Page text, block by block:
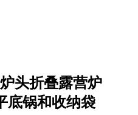
头折叠露营炉
底锅和收纳袋